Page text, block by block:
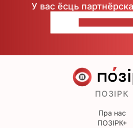
У вас ёсць
ПОЗІРК
Пра нас
ПОЗІРК+